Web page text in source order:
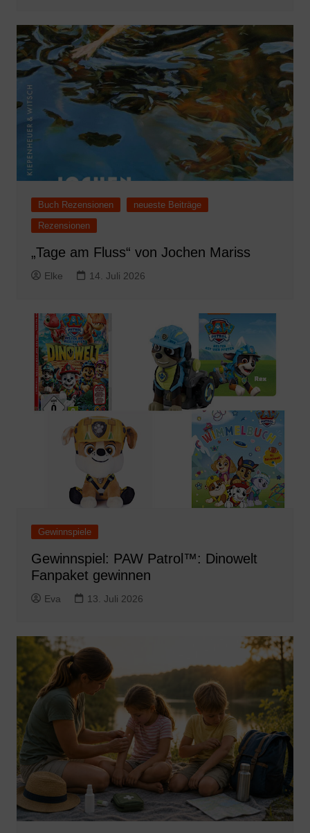
Buch Rezensionen
neueste Beiträge
Rezensionen
„Tage am Fluss“ von Jochen Mariss
Elke 14. Juli 2026
Gewinnspiele
Gewinnspiel: PAW Patrol™: Dinowelt
Fanpaket gewinnen
Eva 13. Juli 2026